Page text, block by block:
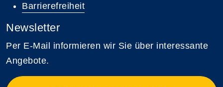
Barrierefreiheit
Newsletter
Per E-Mail informieren wir Sie über interessante
Angebote.